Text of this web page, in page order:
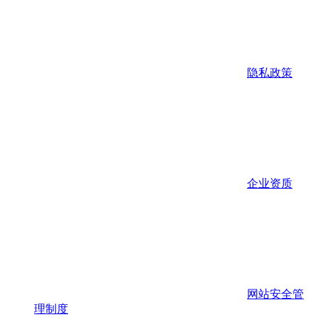
隐私政策
企业资质
网站安全管
理制度